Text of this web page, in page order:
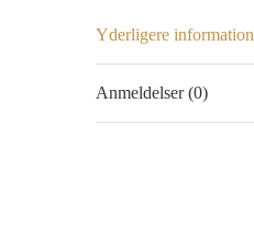
Yderligere information
Anmeldelser (0)